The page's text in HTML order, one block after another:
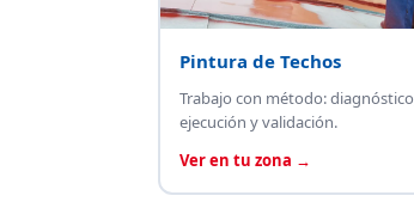
Pintura de Techos
Trabajo con método: diagnóstico,
ejecución y validación.
Ver en tu zona →